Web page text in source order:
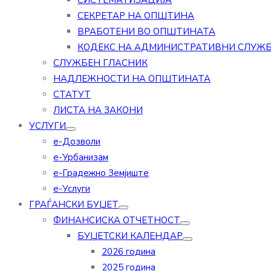
СЕКРЕТАР НА ОПШТИНА
ВРАБОТЕНИ ВО ОПШТИНАТА
КОДЕКС НА АДМИНИСТРАТИВНИ
СЛУЖБЕН ГЛАСНИК
НАДЛЕЖНОСТИ НА ОПШТИНАТА
СТАТУТ
ЛИСТА НА ЗАКОНИ
УСЛУГИ
е-Дозволи
е-Урбанизам
е-Градежно Земјиште
е-Услуги
ГРАЃАНСКИ БУЏЕТ
ФИНАНСИСКА ОТЧЕТНОСТ
БУЏЕТСКИ КАЛЕНДАР
2026 година
2025 година